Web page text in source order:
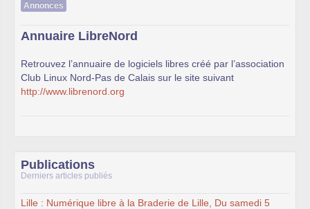
Annonces
Annuaire LibreNord
Retrouvez l’annuaire de logiciels libres créé par l’association
Club Linux Nord-Pas de Calais sur le site suivant
http://www.librenord.org
Publications
Derniers articles publiés
Lille : Numérique libre à la Braderie de Lille, Du samedi 5